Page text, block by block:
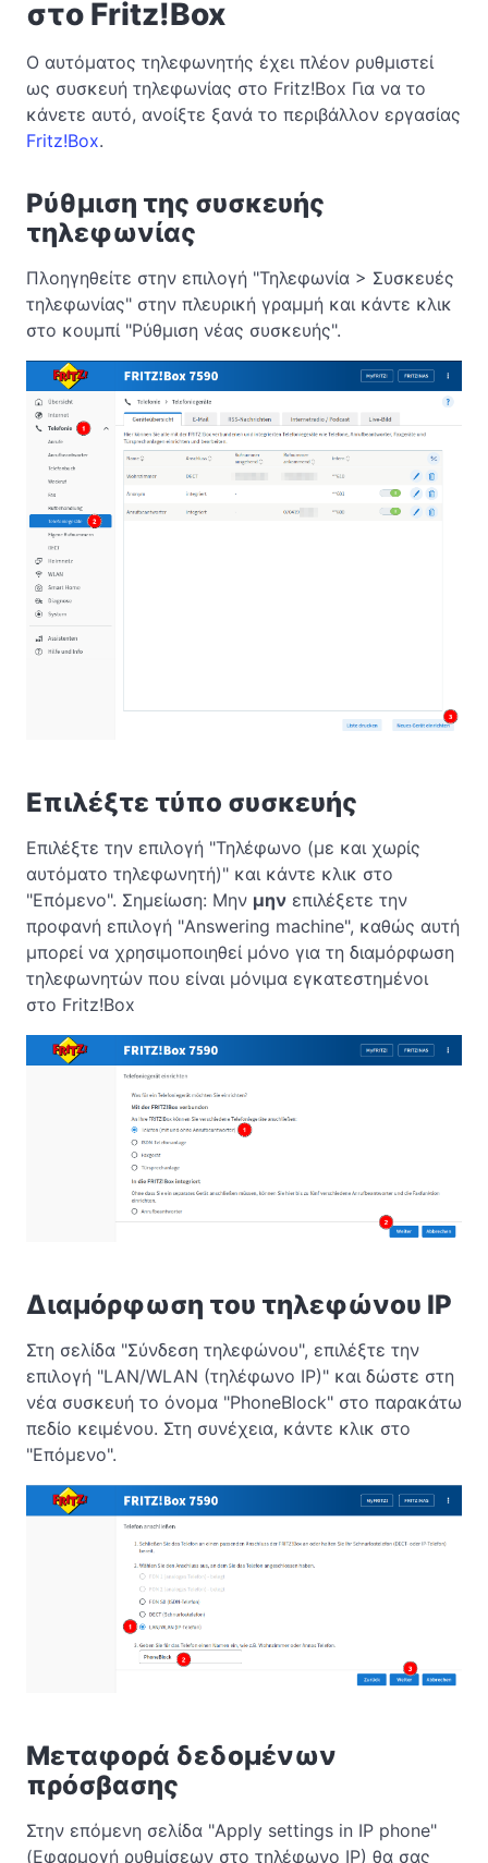
στο Fritz!Box
Ο αυτόματος τηλεφωνητής έχει πλέον ρυθμιστεί
ως συσκευή τηλεφωνίας στο Fritz!Box Για να το
κάνετε αυτό, ανοίξτε ξανά το περιβάλλον εργασίας
Fritz!Box.
Ρύθμιση της συσκευής
τηλεφωνίας
Πλοηγηθείτε στην επιλογή "Τηλεφωνία > Συσκευές
τηλεφωνίας" στην πλευρική γραμμή και κάντε κλικ
στο κουμπί "Ρύθμιση νέας συσκευής".
Επιλέξτε τύπο συσκευής
Επιλέξτε την επιλογή "Τηλέφωνο (με και χωρίς
αυτόματο τηλεφωνητή)" και κάντε κλικ στο
"Επόμενο". Σημείωση: Μην μην επιλέξετε την
προφανή επιλογή "Answering machine", καθώς αυτή
μπορεί να χρησιμοποιηθεί μόνο για τη διαμόρφωση
τηλεφωνητών που είναι μόνιμα εγκατεστημένοι
στο Fritz!Box
Διαμόρφωση του τηλεφώνου IP
Στη σελίδα "Σύνδεση τηλεφώνου", επιλέξτε την
επιλογή "LAN/WLAN (τηλέφωνο IP)" και δώστε στη
νέα συσκευή το όνομα "PhoneBlock" στο παρακάτω
πεδίο κειμένου. Στη συνέχεια, κάντε κλικ στο
"Επόμενο".
Μεταφορά δεδομένων
πρόσβασης
Στην επόμενη σελίδα "Apply settings in IP phone"
(Εφαρμογή ρυθμίσεων στο τηλέφωνο IP) θα σας